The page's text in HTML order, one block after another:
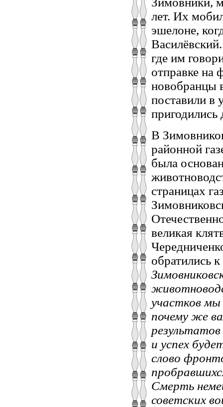
лет. Их
эшелоне,
где им
отправке на
новобранцы
поставили в
пригодились
В
районной
была
страницах
великая
обратились
участков мы
почему же
и успех
слово
Смерть
советских